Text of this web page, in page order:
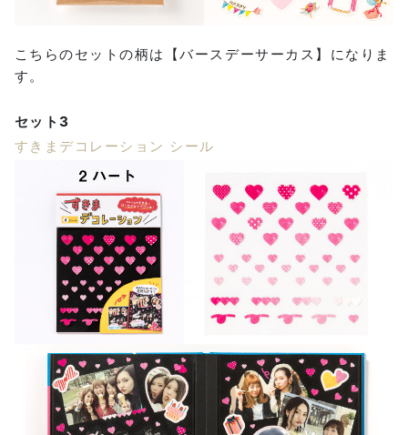
こちらのセットの柄は【バースデーサーカス】になりま
す。
セット3
すきまデコレーション シール